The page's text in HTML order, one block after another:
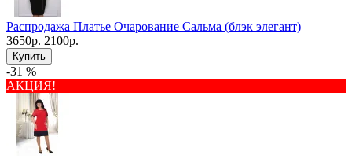
Распродажа Платье Очарование Сальма (блэк элегант)
3650р. 2100р.
Купить
-31 %
АКЦИЯ!